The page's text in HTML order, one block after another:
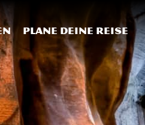
Plane deine Reise